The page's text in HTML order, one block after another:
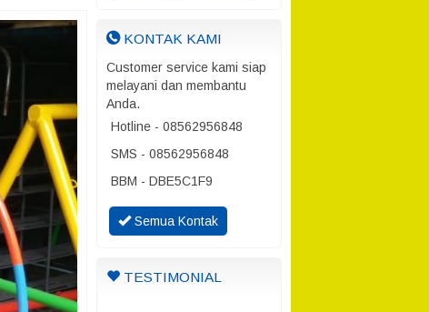
KONTAK KAMI
Customer service kami siap
melayani dan membantu
Anda.
Hotline - 08562956848
SMS - 08562956848
BBM - DBE5C1F9
Semua Kontak
TESTIMONIAL